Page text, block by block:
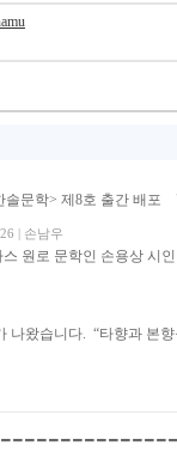
솔문학> 제8호 출간 배포
| 손남우
원로 문학인 손용상 시
나왔습니다. “타향과 본